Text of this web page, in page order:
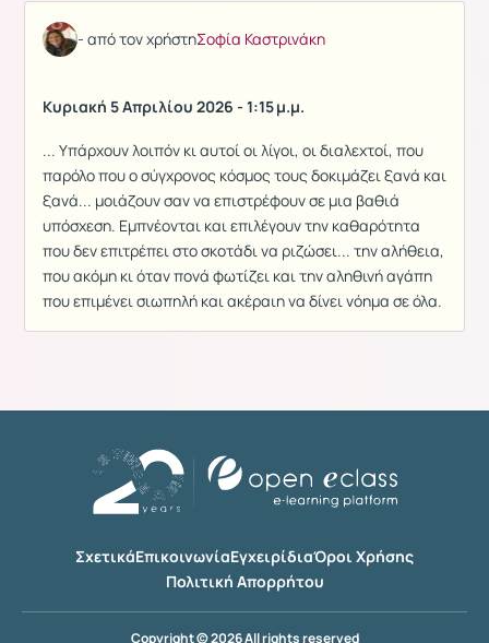
- από τον χρήστηΣοφία Καστρινάκη
Κυριακή 5 Απριλίου 2026 - 1:15 μ.μ.
... Υπάρχουν λοιπόν κι αυτοί οι λίγοι, οι διαλεχτοί, που
παρόλο που ο σύγχρονος κόσμος τους δοκιμάζει ξανά και
ξανά... μοιάζουν σαν να επιστρέφουν σε μια βαθιά
υπόσχεση. Εμπνέονται και επιλέγουν την καθαρότητα
που δεν επιτρέπει στο σκοτάδι να ριζώσει... την αλήθεια,
που ακόμη κι όταν πονά φωτίζει και την αληθινή αγάπη
που επιμένει σιωπηλή και ακέραιη να δίνει νόημα σε όλα.
ΣχετικάΕπικοινωνίαΕγχειρίδιαΌροι Χρήσης
Πολιτική Απορρήτου
Copyright © 2026 All rights reserved